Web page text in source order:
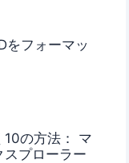
をフォーマッ
10の方法： マ
スプローラー